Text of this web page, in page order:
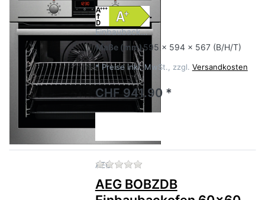
Einbauback…
Maße (mm)595 x 594 x 567 (B/H/T)
* Preise inkl. MwSt., zzgl. Versandkosten
CHF 941.90 *
AEG Zu diesem Produkt liegen
AEG BOBZDB